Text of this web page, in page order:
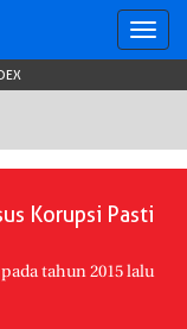
Korupsi Pasti
tahun 2015 lalu